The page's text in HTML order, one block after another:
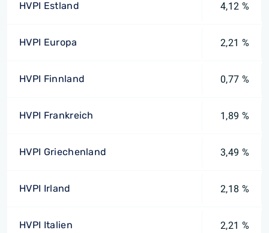
HVPI Estland 4,12 %
HVPI Europa 2,21 %
HVPI Finnland 0,77 %
HVPI Frankreich 1,89 %
HVPI Griechenland 3,49 %
HVPI Irland 2,18 %
HVPI Italien 2,21 %